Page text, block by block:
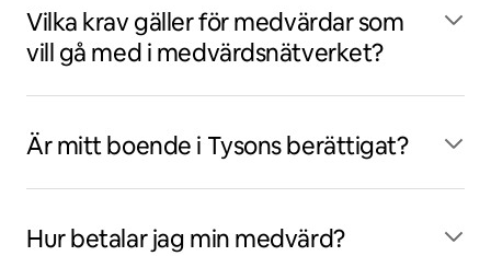
Vilka krav gäller för medvärdar som
vill gå med i medvärdsnätverket?
Är mitt boende i Tysons berättigat?
Hur betalar jag min medvärd?